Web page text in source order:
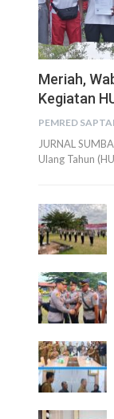
Meriah,
Kegiatan
JURNAL
Ulang Tahun